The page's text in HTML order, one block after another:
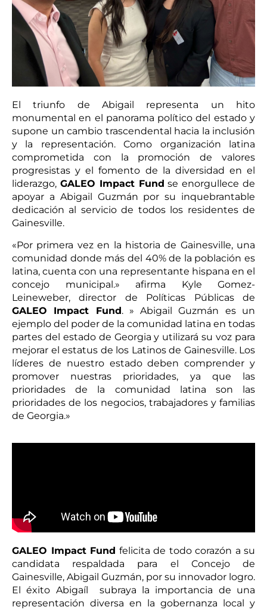
E l triunfo de Abigail representa un hito
monumental en el panorama político del estado y
supone un cambio trascendental hacia la inclusión
y la representación.Como organización latina
comprometida con la promoción de valores
progresistas y el fomento de la diversidad en el
liderazgo, GALEO Impact Fund se enorgullece de
apoyar a Abigail Guzmán por su inquebrantable
dedicación al servicio de todos los residentes de
Gainesville.
«Por primera vez en la historia de Gainesville, una
comunidad donde más del 40% de la población es
latina, cuenta con una representante hispana en el
concejo municipal.» afirma Kyle Gomez-
Leineweber, director de Políticas Públicas de
GALEO Impact Fund. » Abigail Guzmán es un
ejemplo del poder de la comunidad latina en todas
partes del estado de Georgia y utilizará su voz para
mejorar el estatus de los Latinos de Gainesville. Los
líderes de nuestro estado deben comprender y
promover nuestras prioridades, ya que las
prioridades de la comunidad latina son las
prioridades de los negocios, trabajadores y familias
de Georgia.»
GALEO Impact Fund felicita de todo corazón a su
candidata respaldada para el Concejo de
Gainesville, Abigail Guzmán, por su innovador logro.
El éxito Abigaíl subraya la importancia de una
representación diversa en la gobernanza local y